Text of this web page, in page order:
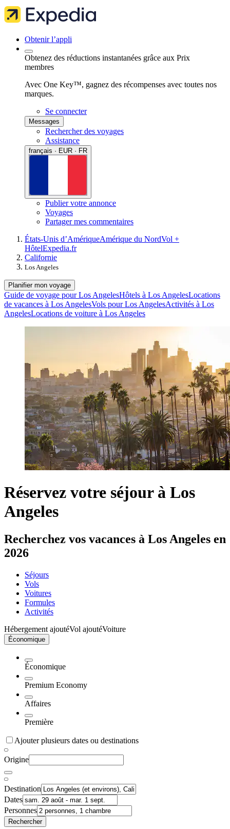
Obtenir l’appli
Obtenez des réductions instantanées grâce aux Prix
membres
Avec One Key™, gagnez des récompenses avec toutes nos
marques.
Se connecter
Messages
Rechercher des voyages
Assistance
français · EUR · FR
Publier votre annonce
Voyages
Partager mes commentaires
États-Unis d’AmériqueAmérique du NordVol +
HôtelExpedia.fr
Californie
Los Angeles
Planifier mon voyage
Guide de voyage pour Los AngelesHôtels à Los AngelesLocations
de vacances à Los AngelesVols pour Los AngelesActivités à Los
AngelesLocations de voiture à Los Angeles
Réservez votre séjour à Los
Angeles
Recherchez vos vacances à Los Angeles en
2026
Séjours
Vols
Voitures
Formules
Activités
Hébergement ajoutéVol ajoutéVoiture
Économique
Économique
Premium Economy
Affaires
Première
Ajouter plusieurs dates ou destinations
Origine
Destination
Dates
Personnes
Rechercher